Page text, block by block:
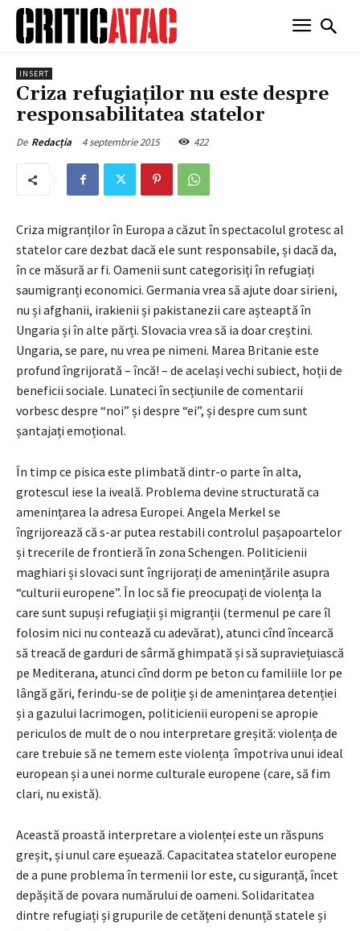
INSERT
Criza refugiaților nu este despre
responsabilitatea statelor
De Redacția 4 septembrie 2015 422
Criza migranților în Europa a căzut în spectacolul grotesc al
statelor care dezbat dacă ele sunt responsabile, și dacă da,
în ce măsură ar fi. Oamenii sunt categorisiți în refugiați
saumigranți economici. Germania vrea să ajute doar sirieni,
nu și afghanii, irakienii și pakistanezii care așteaptă în
Ungaria și în alte părți. Slovacia vrea să ia doar creștini.
Ungaria, se pare, nu vrea pe nimeni. Marea Britanie este
profund îngrijorată – încă! – de același vechi subiect, hoții de
beneficii sociale. Lunateci în secțiunile de comentarii
vorbesc despre “noi” și despre “ei”, și despre cum sunt
șantajați emoțional.
În timp ce pisica este plimbată dintr-o parte în alta,
grotescul iese la iveală. Problema devine structurată ca
amenințarea la adresa Europei. Angela Merkel se
îngrijorează că s-ar putea restabili controlul pașapoartelor
și trecerile de frontieră în zona Schengen. Politicienii
maghiari și slovaci sunt îngrijorați de amenințările asupra
“culturii europene”. În loc să fie preocupați de violența la
care sunt supuși refugiații și migranții (termenul pe care îl
folosim nici nu contează cu adevărat), atunci cînd încearcă
să treacă de garduri de sârmă ghimpată și să supraviețuiască
pe Mediterana, atunci cînd dorm pe beton cu familiile lor pe
lângă gări, ferindu-se de poliție și de amenințarea detenției
și a gazului lacrimogen, politicienii europeni se apropie
periculos de mult de o nou interpretare greșită: violența de
care trebuie să ne temem este violența împotriva unui ideal
european și a unei norme culturale europene (care, să fim
clari, nu există).
Această proastă interpretare a violenței este un răspuns
greșit, și unul care eșuează. Capacitatea statelor europene
de a pune problema în termenii lor este, cu siguranță, încet
depășită de povara numărului de oameni. Solidaritatea
dintre refugiați și grupurile de cetățeni denunță statele și